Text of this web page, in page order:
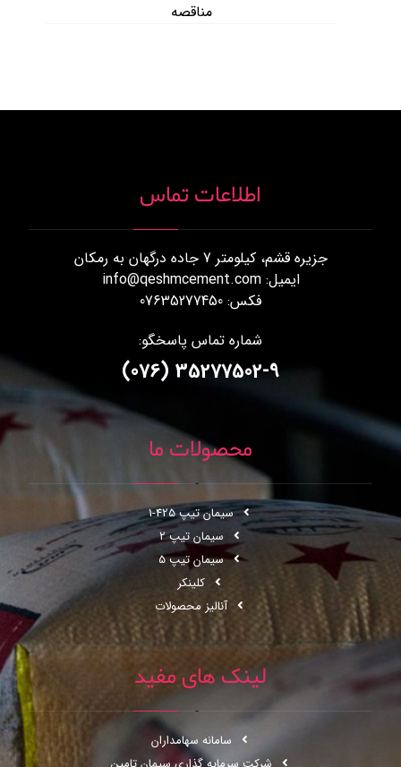
مناقصه
اطلاعات تماس
جزیره قشم، کیلومتر 7 جاده درگهان به رمکان
ایمیل: info@qeshmcement.com
فکس: 07635277450
شماره تماس پاسخگو:
35277502-9 (076)
محصولات ما
سیمان تیپ 425-1
سیمان تیپ 2
سیمان تیپ 5
کلینکر
آنالیز محصولات
لینک های مفید
سامانه سهامداران